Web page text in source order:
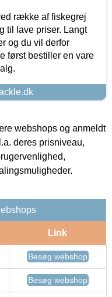
række af fiskegrej
til lave priser. Langt
og du vil derfor
først bestiller en vare
webshops og anmeldt
deres prisniveau,
Link
Besøg webshop
Besøg webshop